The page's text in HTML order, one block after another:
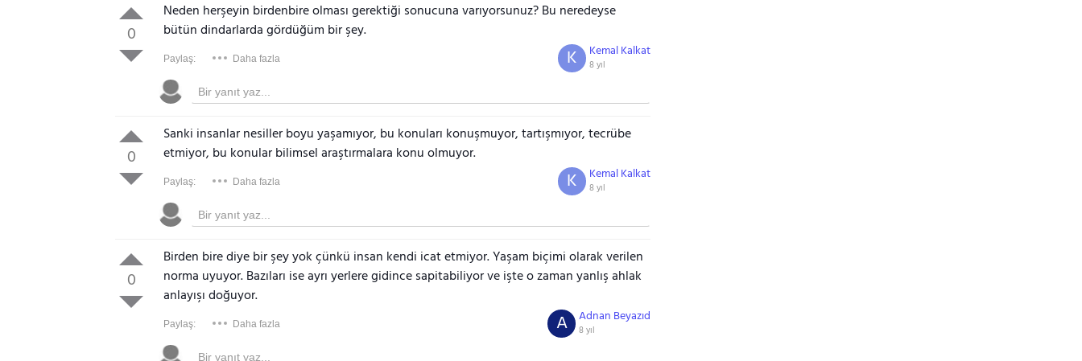
0
Neden herşeyin birdenbire olması gerektiği sonucuna varıyorsunuz? Bu neredeyse
bütün dindarlarda gördüğüm bir şey.
Paylaş: Daha fazla Kemal Kalkat
8 yıl
K
0
Sanki insanlar nesiller boyu yaşamıyor, bu konuları konuşmuyor, tartışmıyor, tecrübe
etmiyor, bu konular bilimsel araştırmalara konu olmuyor.
Paylaş: Daha fazla Kemal Kalkat
8 yıl
K
0
Birden bire diye bir şey yok çünkü insan kendi icat etmiyor. Yaşam biçimi olarak verilen
norma uyuyor. Bazıları ise ayrı yerlere gidince sapitabiliyor ve işte o zaman yanlış ahlak
anlayışı doğuyor.
Paylaş: Daha fazla Adnan Beyazıd
8 yıl
A